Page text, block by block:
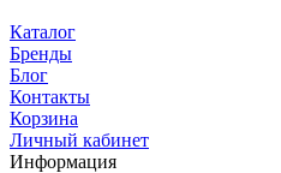
Каталог
Бренды
Блог
Контакты
Корзина
Личный кабинет
Информация